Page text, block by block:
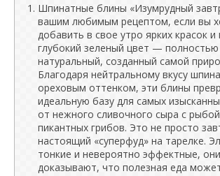
Шпинатные блины «Изумрудный
вашим любимым рецептом, если вы
добавить в свое утро ярких красок
глубокий зеленый цвет — полностью
натуральный, созданный самой
Благодаря нейтральному вкусу
ореховым оттенком, эти блины
идеальную базу для самых
от нежного сливочного сыра с
пикантных грибов. Это не просто
настоящий «суперфуд» на тарелке.
тонкие и невероятно эффектные, они
доказывают, что полезная еда